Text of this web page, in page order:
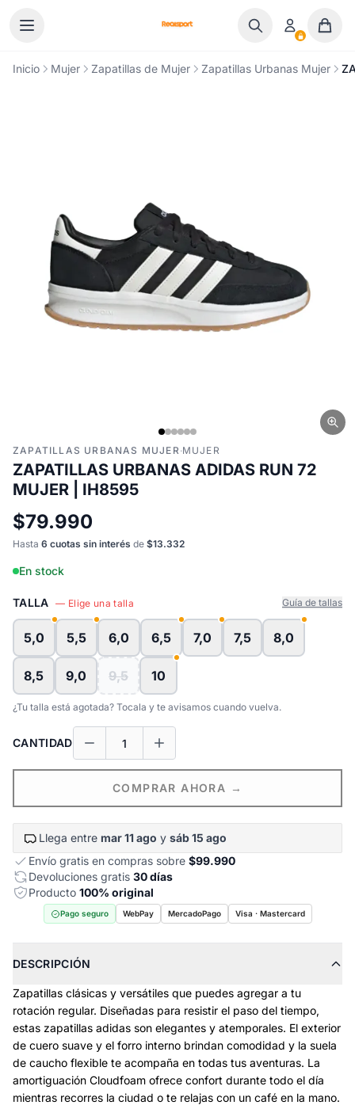
Inicio Mujer Zapatillas de Mujer Zapatillas Urbanas Mujer
ZAPATILLAS URBANAS MUJER·MUJER
ZAPATILLAS URBANAS ADIDAS RUN 72
MUJER | IH8595
$79.990
Hasta 6 cuotas sin interés de $13.332
En stock
TALLA — Elige una talla Guía de tallas
5,0 5,5 6,0 6,5 7,0 7,5 8,0
8,5 9,0 9,5 10
¿Tu talla está agotada? Tocala y te avisamos cuando vuelva.
CANTIDAD
COMPRAR AHORA →
Llega entre mar 11 ago y sáb 15 ago
Envío gratis en compras sobre $99.990
Devoluciones gratis 30 días
Producto 100% original
Pago seguro WebPay MercadoPago Visa · Mastercard
DESCRIPCIÓN
Zapatillas clásicas y versátiles que puedes agregar a tu
rotación regular. Diseñadas para resistir el paso del tiempo,
estas zapatillas adidas son elegantes y atemporales. El exterior
de cuero suave y el forro interno brindan comodidad y la suela
de caucho flexible te acompaña en todas tus aventuras. La
amortiguación Cloudfoam ofrece confort durante todo el día
mientras recorres la ciudad o te relajas con un café en la mano.